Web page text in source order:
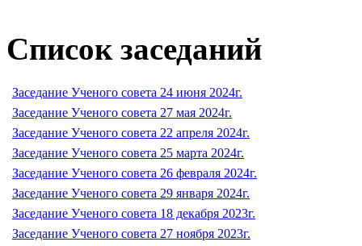
Список заседаний
Заседание Ученого совета 24 июня 2024г.
Заседание Ученого совета 27 мая 2024г.
Заседание Ученого совета 22 апреля 2024г.
Заседание Ученого совета 25 марта 2024г.
Заседание Ученого совета 26 февраля 2024г.
Заседание Ученого совета 29 января 2024г.
Заседание Ученого совета 18 декабря 2023г.
Заседание Ученого совета 27 ноября 2023г.